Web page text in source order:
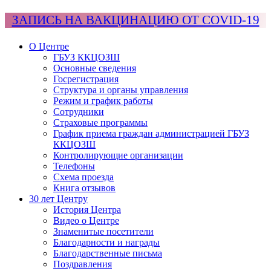
ЗАПИСЬ НА ВАКЦИНАЦИЮ ОТ COVID-19
О Центре
ГБУЗ ККЦОЗШ
Основные сведения
Госрегистрация
Структура и органы управления
Режим и график работы
Сотрудники
Страховые программы
График приема граждан администрацией ГБУЗ
ККЦОЗШ
Контролирующие организации
Телефоны
Схема проезда
Книга отзывов
30 лет Центру
История Центра
Видео о Центре
Знаменитые посетители
Благодарности и награды
Благодарственные письма
Поздравления